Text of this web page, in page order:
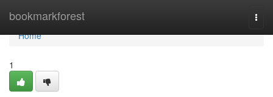
bookmarkforest
Home
Home
1